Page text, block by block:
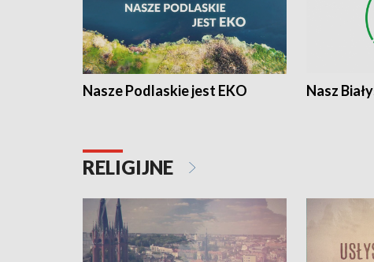
Nasze Podlaskie jest EKO Nasz
RELIGIJNE